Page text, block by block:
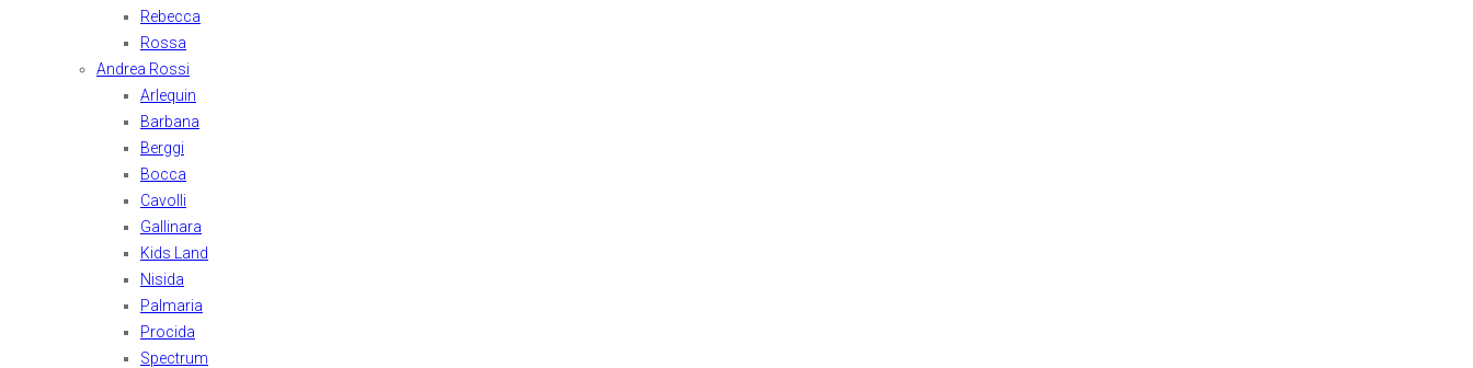
Rebecca
Rossa
Andrea Rossi
Arlequin
Barbana
Berggi
Bocca
Cavolli
Gallinara
Kids Land
Nisida
Palmaria
Procida
Spectrum